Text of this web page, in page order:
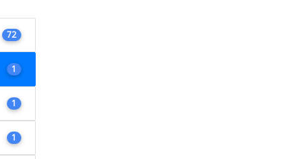
72
1
1
1